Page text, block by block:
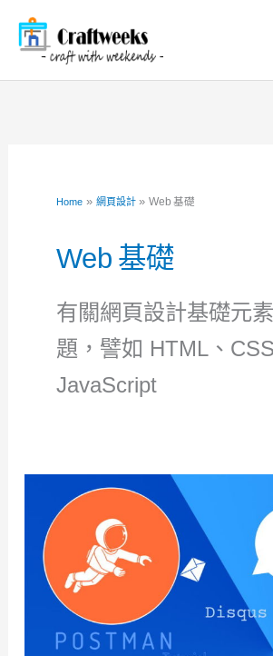
Home 網頁設計 Web 基礎
Web 基礎
有關網頁設計基礎元
題，譬如 HTML、
JavaScript